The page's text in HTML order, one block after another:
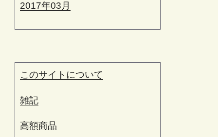
2017年03月
このサイトについて
雑記
高額商品